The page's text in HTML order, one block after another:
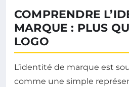
COMPRENDRE
MARQUE : PLUS
LOGO
L’identité de marque est
comme une simple